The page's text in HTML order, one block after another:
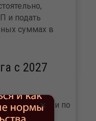
и подать
суммах в
с 2027
платежи по
ЕНП в
×